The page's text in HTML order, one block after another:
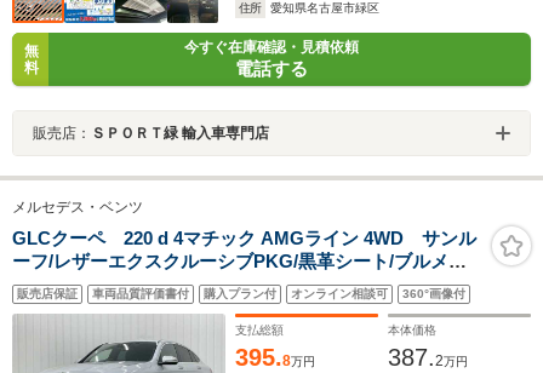
住所
愛知県名古屋市緑区
無
料
今すぐ在庫確認・見積依頼
電話する
販売店： ＳＰＯＲＴ緑 輸入車専門店
メルセデス・ベンツ
GLCクーペ 220 d 4マチック AMGライン 4WD サンル
ーフ/レザーエクスクルーシブPKG/黒革シート/ブルメス
ター/エアバランスPKG/シートベンチレーション/ヘッド
アップディスプレイ/AppleCarPlay/全周囲カメラ/ドライ
ブレコーダー/エアサス/レーダークルーズ/
販売店保証 車両品質評価書付 購入プラン付 オンライン相談可 360°画像付
支払総額
395.8万円
本体価格
387.2万円